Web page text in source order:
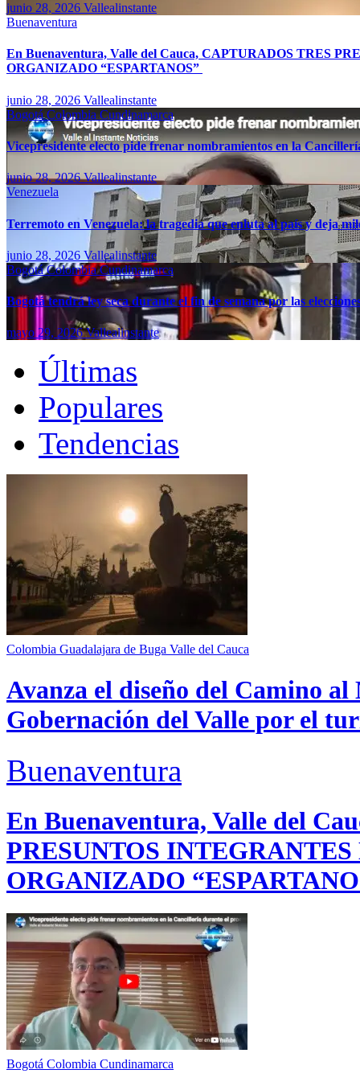
junio 28, 2026 Vallealinstante
Buenaventura
En Buenaventura, Valle del Cauca, CAPTURADOS TRES
ORGANIZADO “ESPARTANOS”
junio 28, 2026 Vallealinstante
BogotáColombia Cundinamarca
Vicepresidente electo pide frenar nombramientos en la
junio 28, 2026Vallealinstante
Venezuela
Terremoto en Venezuela: la tragedia que enluta al país y deja
junio 28, 2026 Vallealinstante
BogotáColombiaCundinamarca
Bogotá tendrá ley seca durante el fin de semana por las
mayo 29, 2026Vallealinstante
Últimas
Populares
Tendencias
Colombia Guadalajara de Buga Valle del Cauca
Avanza el diseño del Camino
Gobernación del Valle por el
Buenaventura
En Buenaventura, Valle del
PRESUNTOS
ORGANIZADO
Bogotá Colombia Cundinamarca